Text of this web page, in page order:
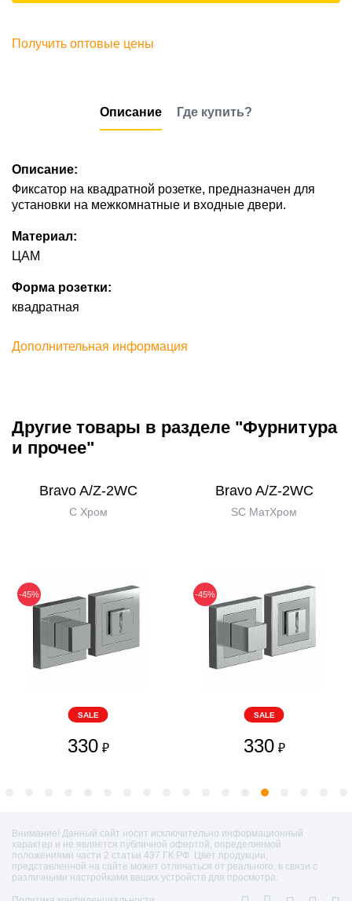
Получить оптовые цены
Описание Где купить?
Описание:
Фиксатор на квадратной розетке, предназначен для
установки на межкомнатные и входные двери.
Материал:
ЦАМ
Форма розетки:
квадратная
Дополнительная информация
Другие товары в разделе "Фурнитура
и прочее"
Bravo A/Z-2WC
C Хром
-45%
SALE
330 ₽
Bravo A/Z-2WC
SC МатХром
-45%
SALE
330 ₽
Внимание! Данный сайт носит исключительно информационный
характер и не является публичной офертой, определяемой
положениями части 2 статьи 437 ГК РФ. Цвет продукции,
представленной на сайте может отличаться от реального, в связи с
различными настройками ваших устройств для просмотра.